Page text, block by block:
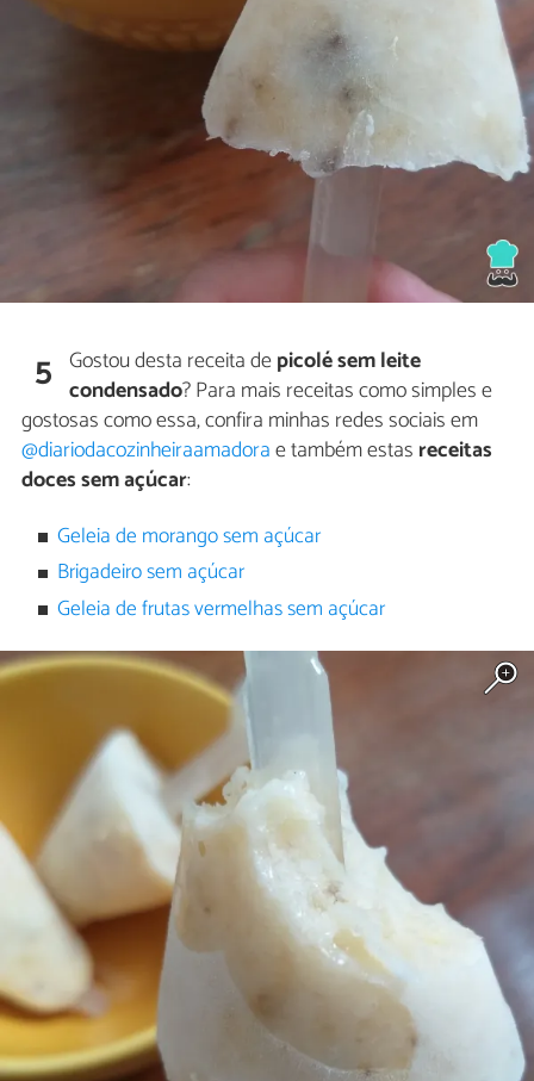
5 Gostou desta receita depicolé sem leite
condensado? Para mais receitas como simples e
gostosas como essa, confira minhas redes sociais em
@diariodacozinheiraamadorae também estas receitas
doces sem açúcar:
Geleia de morango sem açúcar
Brigadeiro sem açúcar
Geleia de frutas vermelhas sem açúcar